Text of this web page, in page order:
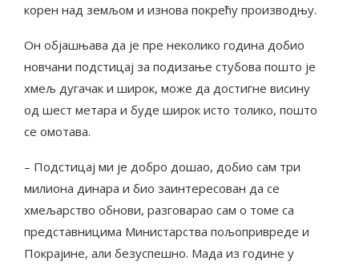
корен над земљом и изнова покрећу производњу.
Он објашњава да је пре неколико година добио
новчани подстицај за подизање стубова пошто је
хмељ дугачак и широк, може да достигне висину
од шест метара и буде широк исто толико, пошто
се омотава.
– Подстицај ми је добро дошао, добио сам три
милиона динара и био заинтересован да се
хмељарство обнови, разговарао сам о томе са
представницима Министарства пољопривреде и
Покрајине, али безуспешно. Мада из године у